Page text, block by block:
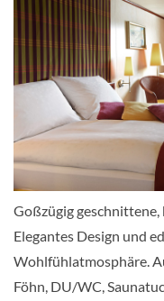
2-Bett Außenkabine
Panoramafenster-[B]
Deck 3
Aussenkabine
2-Bett Außenkabine
[C]
Goßzügig
Elegantes Design und
Wohlfühlatmosphäre.
Föhn, DU/WC,